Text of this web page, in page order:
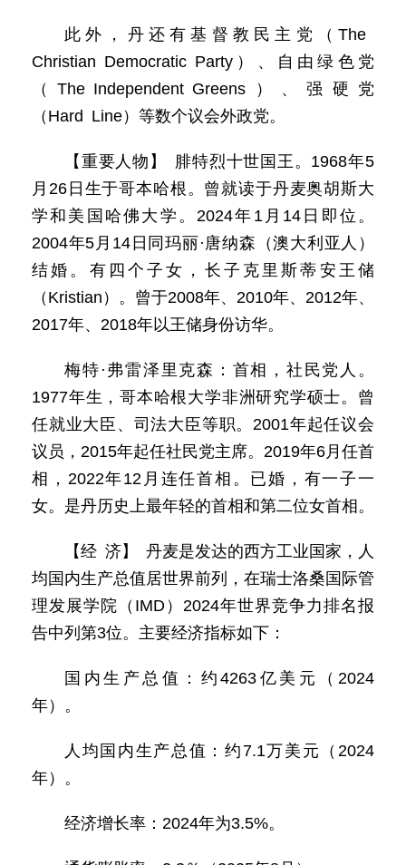
此外，丹还有基督教民主党（The
Christian Democratic Party）、自由绿色党
（The Independent Greens）、强硬党
（Hard Line）等数个议会外政党。
【重要人物】 腓特烈十世国王。1968年5
月26日生于哥本哈根。曾就读于丹麦奥胡斯大
学和美国哈佛大学。2024年1月14日即位。
2004年5月14日同玛丽·唐纳森（澳大利亚人）
结婚。有四个子女，长子克里斯蒂安王储
（Kristian）。曾于2008年、2010年、2012年、
2017年、2018年以王储身份访华。
梅特·弗雷泽里克森：首相，社民党人。
1977年生，哥本哈根大学非洲研究学硕士。曾
任就业大臣、司法大臣等职。2001年起任议会
议员，2015年起任社民党主席。2019年6月任首
相，2022年12月连任首相。已婚，有一子一
女。是丹历史上最年轻的首相和第二位女首相。
【经 济】 丹麦是发达的西方工业国家，人
均国内生产总值居世界前列，在瑞士洛桑国际管
理发展学院（IMD）2024年世界竞争力排名报
告中列第3位。主要经济指标如下：
国内生产总值：约4263亿美元（2024
年）。
人均国内生产总值：约7.1万美元（2024
年）。
经济增长率：2024年为3.5%。